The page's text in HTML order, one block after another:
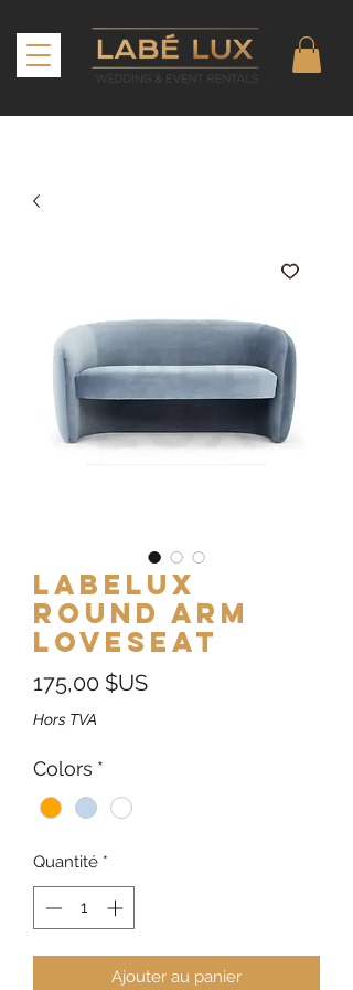
Labelux
Round Arm
Loveseat
175,00 $USPrix
Hors TVA
Colors *
Quantité *
Ajouter au panier